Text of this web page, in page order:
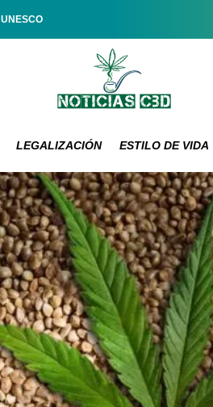
UNESCO
LEGALIZACIÓN ESTILO DE VIDA